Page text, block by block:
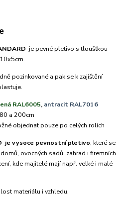
je pevné pletivo s tloušťkou
pozinkované a pak se k zajištění
RAL6005, antracit RAL7016
a 200cm
objednat pouze po celých rolích
je vysoce pevnostní pletivo, které se
ovocných sadů, zahrad i firemních
kde majitelé mají např. velké i malé
materiálu i vzhledu.